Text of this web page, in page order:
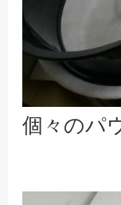
個々のパ